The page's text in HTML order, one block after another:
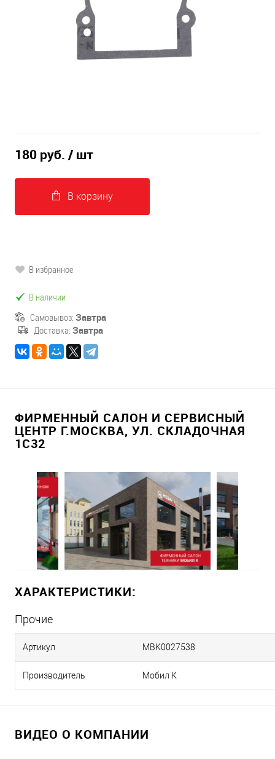
180 руб. / шт
В корзину
В избранное
В наличии
Самовывоз: Завтра
Доставка: Завтра
ФИРМЕННЫЙ САЛОН И СЕРВИСНЫЙ
ЦЕНТР Г.МОСКВА, УЛ. СКЛАДОЧНАЯ
1С32
ХАРАКТЕРИСТИКИ:
Прочие
Артикул MBK0027538
Производитель Мобил К
ВИДЕО О КОМПАНИИ